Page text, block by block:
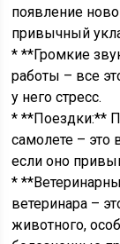
появление
привычный
* **Громкие
работы – все
у него стресс.
* **Поездки:**
самолете – это
если оно
*
ветеринара –
животного,